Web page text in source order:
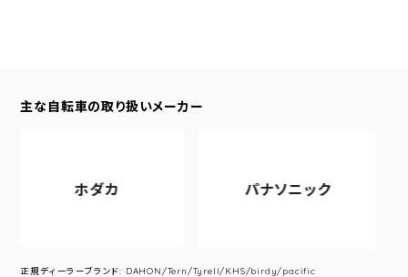
主な自転車の取り扱いメーカー
ホダカ パナソニック
正規ディーラーブランド: DAHON/Tern/Tyrell/KHS/birdy/pacific